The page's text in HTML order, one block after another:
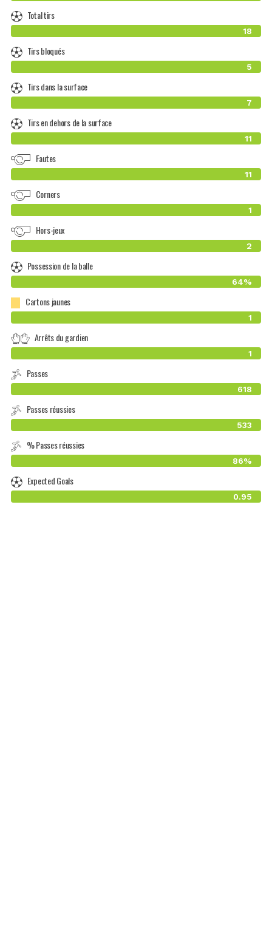
Total tirs
18
Tirs bloqués
5
Tirs dans la surface
7
Tirs en dehors de la surface
11
Fautes
11
Corners
1
Hors-jeux
2
Possession de la balle
64%
Cartons jaunes
1
Arrêts du gardien
1
Passes
618
Passes réussies
533
% Passes réussies
86%
Expected Goals
0.95